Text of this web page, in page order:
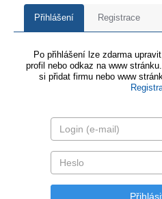
Přihlášení Registrace
Po přihlášení lze zdarma
profil nebo odkaz na www
si přidat firmu nebo www